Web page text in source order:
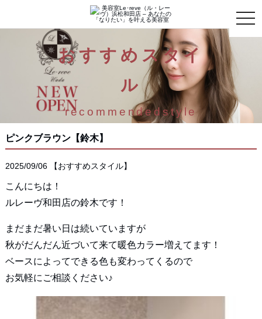
toggle
おすすめスタイ
ル
recommendedstyle
ピンクブラウン【鈴木】
2025/09/06 【おすすめスタイル】
こんにちは！
ルレーヴ和田店の鈴木です！
まだまだ暑い日は続いていますが
秋がだんだん近づいて来て暖色カラー増えてます！
ベースによってできる色も変わってくるので
お気軽にご相談ください♪